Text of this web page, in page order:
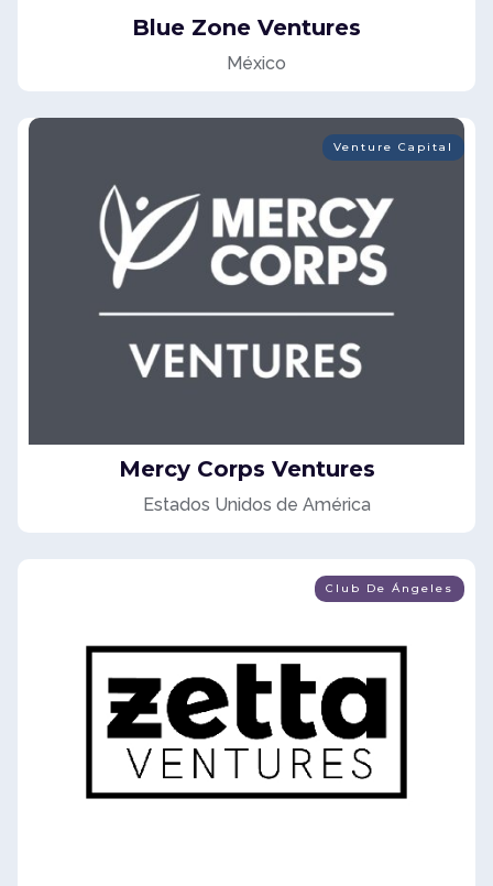
Blue Zone Ventures
México
Venture Capital
Mercy Corps Ventures
Estados Unidos de América
Club De Ángeles